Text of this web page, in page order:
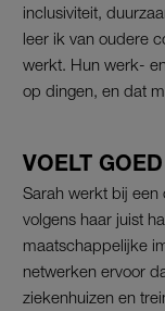
inclusiviteit,
leer ik van oudere
werkt. Hun werk-
op dingen, en dat
VOELT GOED
Sarah werkt bij
volgens haar juist
maatschappelijke
netwerken ervoor
ziekenhuizen en